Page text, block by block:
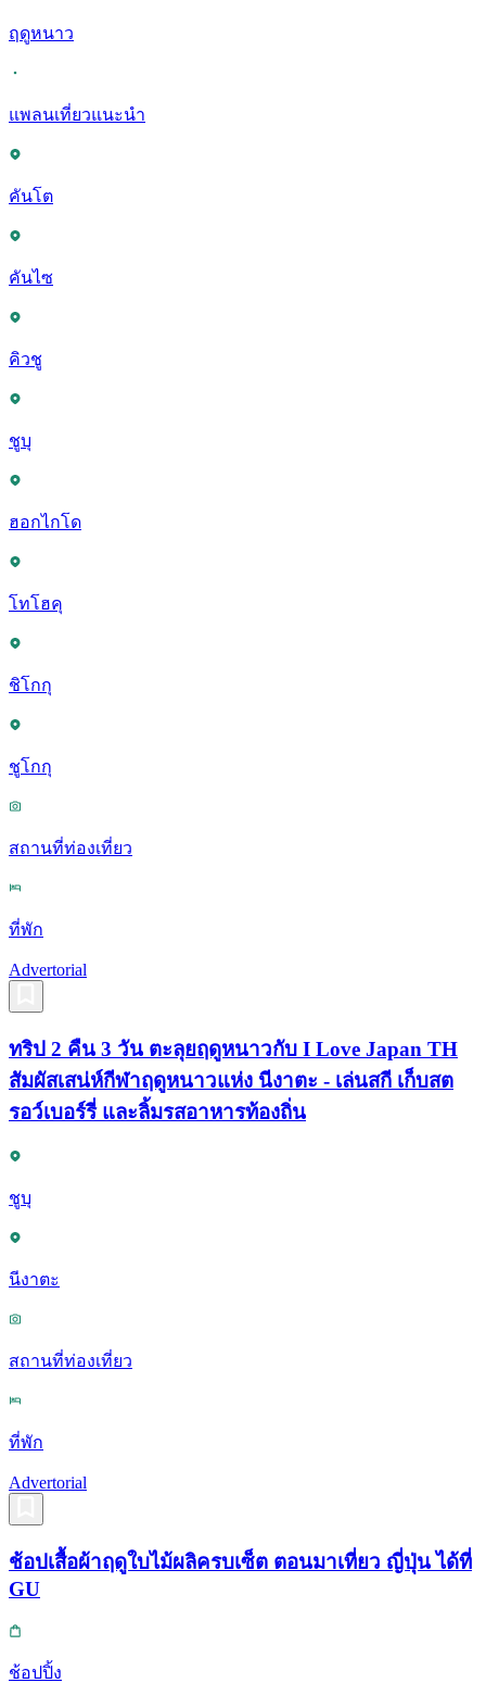
ฤดูหนาว
แพลนเที่ยวแนะนำ
คันโต
คันไซ
คิวชู
ชูบุ
ฮอกไกโด
โทโฮคุ
ชิโกกุ
ชูโกกุ
สถานที่ท่องเที่ยว
ที่พัก
Advertorial
ทริป 2 คืน 3 วัน ตะลุยฤดูหนาวกับ I Love Japan TH
สัมผัสเสน่ห์กีฬาฤดูหนาวแห่ง นีงาตะ - เล่นสกี เก็บสต
รอว์เบอร์รี่ และลิ้มรสอาหารท้องถิ่น
ชูบุ
นีงาตะ
สถานที่ท่องเที่ยว
ที่พัก
Advertorial
ช้อปเสื้อผ้าฤดูใบไม้ผลิครบเซ็ต ตอนมาเที่ยว ญี่ปุ่น ได้ที่
GU
ช้อปปิ้ง